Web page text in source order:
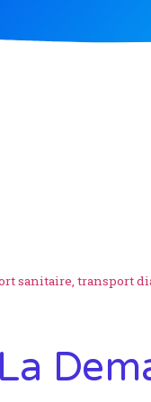
sanitaire, transport
La